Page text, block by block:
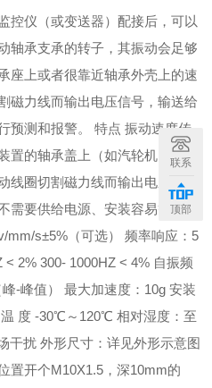
控仪（或变送器）配接后，可以
轴承支承的转子，其振动会足够
座上或者很靠近轴承外壳上的速
磁力线而输出电压信号，输送给
预测和报警。
特点 振动速度传
置的轴承盖上（如汽轮机、压缩
线圈切割磁力线而输出电压的电
需要供给电源、安装容易等特
mm/s±5% （可选） 频率响应： 5
< 2% 300- 1000HZ < 4% 自振频
峰-峰值） 最大加速度： 10g 安装
度 -30℃ ～ 120℃ 相对湿度：至
干扰 外形尺寸：详见外形示意图
置开个M10X1.5 ，深10mm的
联系
顶部